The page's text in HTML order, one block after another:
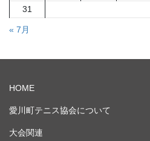
31
« 7月
HOME
愛川町テニス協会について
大会関連